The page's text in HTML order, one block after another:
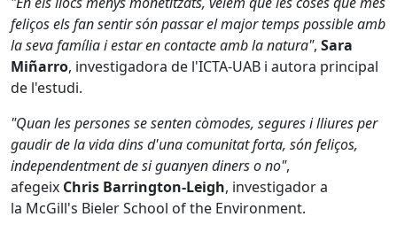
feliços els fan sentir són passar el major temps possible amb
la seva família i estar en contacte amb la natura", Sara
Miñarro, investigadora de l'ICTA-UAB i autora principal
de l'estudi.
"Quan les persones se senten còmodes, segures i lliures per
gaudir de la vida dins d'una comunitat forta, són feliços,
independentment de si guanyen diners o no",
afegeix Chris Barrington-Leigh, investigador a
la McGill's Bieler School of the Environment.